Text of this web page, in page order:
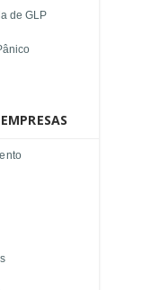
de GLP